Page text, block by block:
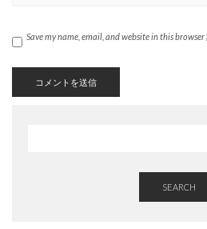
Save my name, email, and website in this
SEARCH